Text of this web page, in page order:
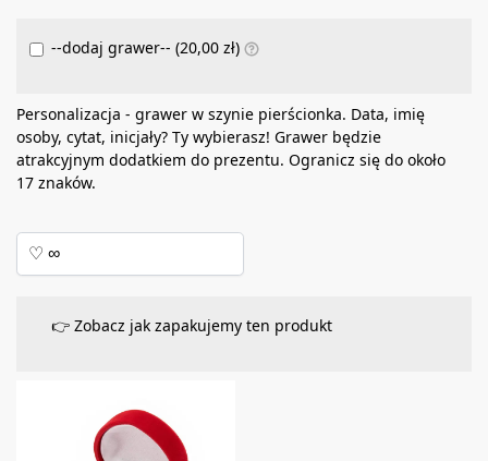
--dodaj grawer-- (20,00 zł)
Personalizacja - grawer w szynie pierścionka. Data, imię
osoby, cytat, inicjały? Ty wybierasz! Grawer będzie
atrakcyjnym dodatkiem do prezentu. Ogranicz się do około
17 znaków.
👉 Zobacz jak zapakujemy ten produkt